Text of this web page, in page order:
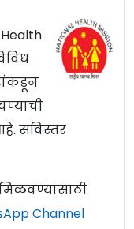
सविस्तर
Channel